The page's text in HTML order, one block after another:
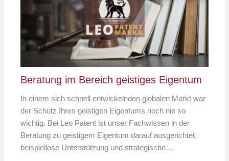
Beratung im Bereich geistiges Eigentum
In einem sich schnell entwickelnden globalen Markt war
der Schutz Ihres geistigen Eigentums noch nie so
wichtig. Bei Leo Patent ist unser Fachwissen in der
Beratung zu geistigem Eigentum darauf ausgerichtet,
beispiellose Unterstützung und strategische…